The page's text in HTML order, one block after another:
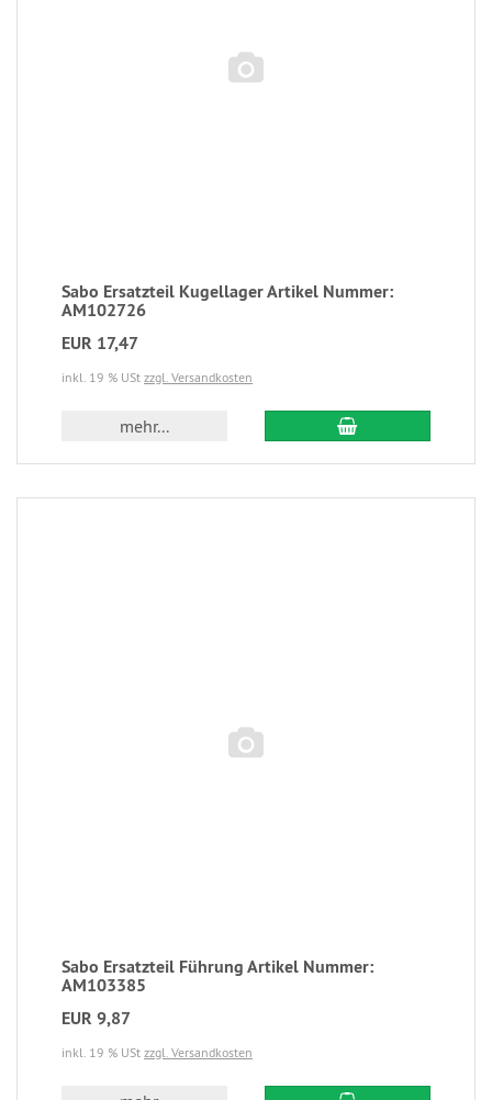
Sabo Ersatzteil Kugellager Artikel Nummer:
AM102726
EUR 17,47
inkl. 19 % USt zzgl. Versandkosten
mehr...
Sabo Ersatzteil Führung Artikel Nummer:
AM103385
EUR 9,87
inkl. 19 % USt zzgl. Versandkosten